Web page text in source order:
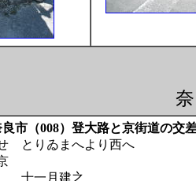
（008）登大路と京街道の交
とりゐまへより西へ
十一月建之